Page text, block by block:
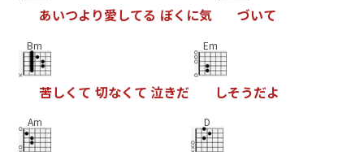
あいつよ り愛してる ぼく に気 づいて
Bm
苦しく て 切なく て 泣きだ
Em
しそうだよ
Am D